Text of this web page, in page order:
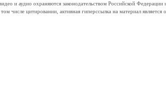
и аудио охраняются законодательством Российской
цитировании, активная гиперссылка на материал